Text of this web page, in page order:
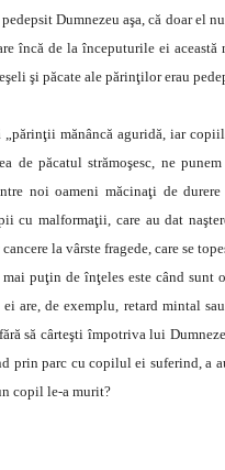
Dumnezeu aşa, că doar el
încă de la începuturile ei
şi păcate ale părinţilor erau
mănâncă aguridă, iar
de păcatul strămoşesc, ne
noi oameni măcinaţi de
cu malformaţii, care au dat
la vârste fragede, care se
puţin de înţeles este când
are, de exemplu, retard mintal
să cârteşti împotriva lui
prin parc cu copilul ei suferind,
copil le-a murit?